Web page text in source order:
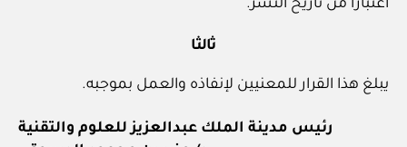
اعتبارا من تاريخ النشر.
ثالثا
يبلغ هذا القرار للمعنيين لإنفاذه والعمل بموجبه.
رئيس مدينة الملك عبدالعزيز للعلوم والتقنية